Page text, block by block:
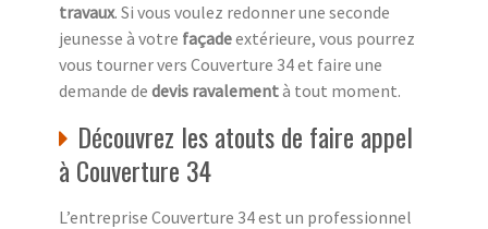
travaux. Si vous voulez redonner une seconde
jeunesse à votre façadeextérieure, vous pourrez
vous tourner vers Couverture 34 et faire une
demande de devis ravalementà tout moment.
Découvrez les atouts de faire appel
à Couverture 34
L’entreprise Couverture 34 est un professionnel